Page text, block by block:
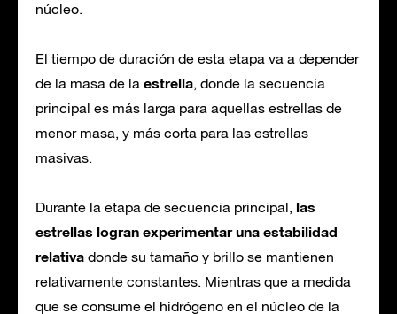
núcleo.
El tiempo de duración de esta etapa va a depender
de la masa de la estrella, donde la secuencia
principal es más larga para aquellas estrellas de
menor masa, y más corta para las estrellas
masivas.
Durante la etapa de secuencia principal, las
estrellas logran experimentar una estabilidad
relativa donde su tamaño y brillo se mantienen
relativamente constantes. Mientras que a medida
que se consume el hidrógeno en el núcleo de la